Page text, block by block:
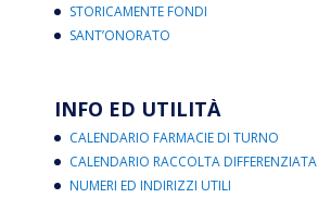
STORICAMENTE FONDI
SANT’ONORATO
INFO ED UTILITÀ
CALENDARIO FARMACIE DI TURNO
CALENDARIO RACCOLTA DIFFERENZIATA
NUMERI ED INDIRIZZI UTILI